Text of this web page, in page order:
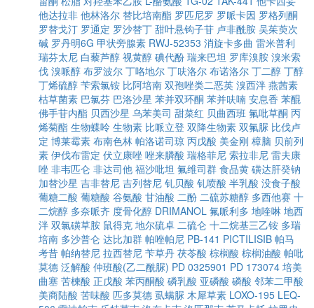
他达拉非 他林洛尔 替比培南酯 罗匹尼罗 罗哌卡因 罗格列酮
罗替戈汀 罗通定 罗沙替丁 甜叶悬钩子苷 卢非酰胺 吴茱萸次
碱 罗丹明6G 甲状旁腺素 RWJ-52353 消旋卡多曲 雷米普利
瑞芬太尼 白藜芦醇 视黄醇 碘代酚 瑞来巴坦 罗库溴胺 溴米索
伐 溴哌醇 布罗波尔 丁咯地尔 丁呋洛尔 布诺洛尔 丁二醇 丁醇
丁烯硫醇 苄索氯铵 比阿培南 双孢唑类二恶英 溴西泮 燕茜素
枯草菌素 巴氯芬 巴洛沙星 苯并双环酮 苯并呋喃 安息香 苯醌
佛手苷内酯 贝西沙星 乌苯美司 甜菜红 贝曲西班 氟吡草酮 丙
烯菊酯 生物蝶呤 生物素 比哌立登 双降生物素 双氟脲 比伐卢
定 博莱霉素 布南色林 帕洛诺司琼 丙戊酸 美金刚 樟脑 贝前列
素 伊伐布雷定 伏立康唑 唑来膦酸 瑞格菲尼 索拉非尼 雷夫康
唑 非韦匹仑 非达司他 福沙吡坦 氟维司群 食品黄 磺达肝癸钠
加替沙星 吉非替尼 吉列替尼 钆贝酸 钆喷酸 半乳酸 没食子酸
葡糖二酸 葡糖酸 谷氨酸 甘油酸 二酚 二硫苏糖醇 多西他赛 十
二烷醇 多奈哌齐 度骨化醇 DRIMANOL 氟哌利多 地喹啉 地西
泮 双氯磺草胺 鼠得克 地尔硫卓 二硫仑 十二烷基三乙铵 多瑞
培南 多沙普仑 达比加群 帕唑帕尼 PB-141 PICTILISIB 帕马
考昔 帕纳替尼 拉西替尼 苄草丹 茯苓酸 棕榈酸 棕榈油酸 帕吡
莫德 泛解酸 仲班酸(乙二酰脲) PD 0325901 PD 173074 培美
曲塞 苦楝酸 正戊酸 苯丙酮酸 磷乳酸 亚磷酸 磷酸 邻苯二甲酸
美商陆酸 苦味酸 匹多莫德 虱螨脲 木犀草素 LOXO-195 LEQ-